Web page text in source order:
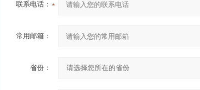
联系电话：
常用邮箱：
省份：